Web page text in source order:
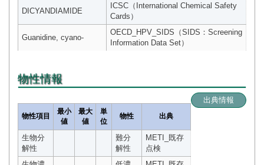
DICYANDIAMIDE
ICSC（International Chemical Safety
Cards）
Guanidine, cyano-
OECD_HPV_SIDS（SIDS：Screening
Information Data Set）
物性情報
出典情報
物性項目
最小
値
最大
値
単
位
物性 出典
生物分
解性
難分
解性
METI_既存
点検